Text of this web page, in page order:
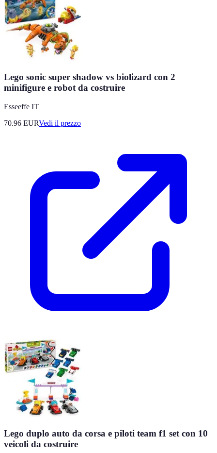
Lego sonic super shadow vs biolizard con 2
minifigure e robot da costruire
Esseeffe IT
70.96 EURVedi il prezzo
Lego duplo auto da corsa e piloti team f1 set con 10
veicoli da costruire